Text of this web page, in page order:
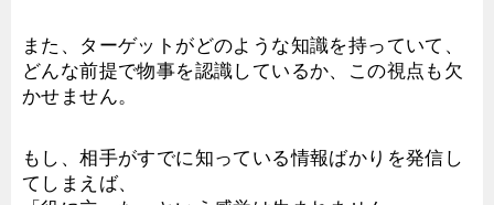
また、ターゲットがどのような知識を持っていて、
どんな前提で物事を認識しているか、この視点も欠
かせません。
もし、相手がすでに知っている情報ばかりを発信し
てしまえば、